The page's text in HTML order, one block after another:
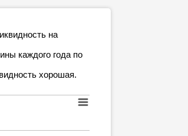
на
каждого года по
хорошая.